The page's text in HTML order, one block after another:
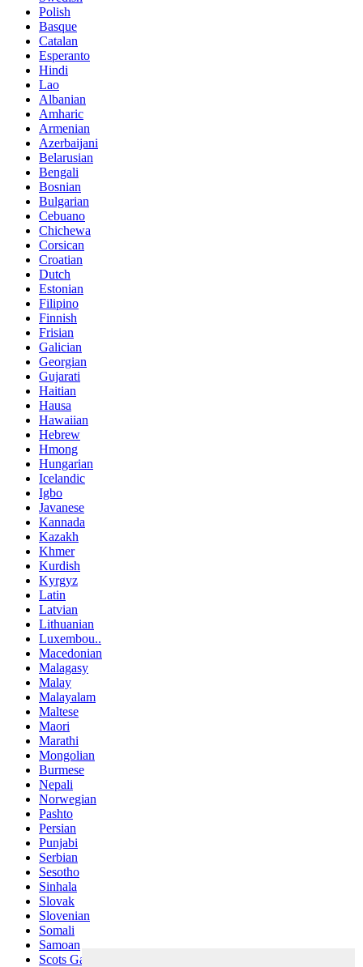
Polish
Basque
Catalan
Esperanto
Hindi
Lao
Albanian
Amharic
Armenian
Azerbaijani
Belarusian
Bengali
Bosnian
Bulgarian
Cebuano
Chichewa
Corsican
Croatian
Dutch
Estonian
Filipino
Finnish
Frisian
Galician
Georgian
Gujarati
Haitian
Hausa
Hawaiian
Hebrew
Hmong
Hungarian
Icelandic
Igbo
Javanese
Kannada
Kazakh
Khmer
Kurdish
Kyrgyz
Latin
Latvian
Lithuanian
Luxembou..
Macedonian
Malagasy
Malay
Malayalam
Maltese
Maori
Marathi
Mongolian
Burmese
Nepali
Norwegian
Pashto
Persian
Punjabi
Serbian
Sesotho
Sinhala
Slovak
Slovenian
Somali
Samoan
Scots Gaelic